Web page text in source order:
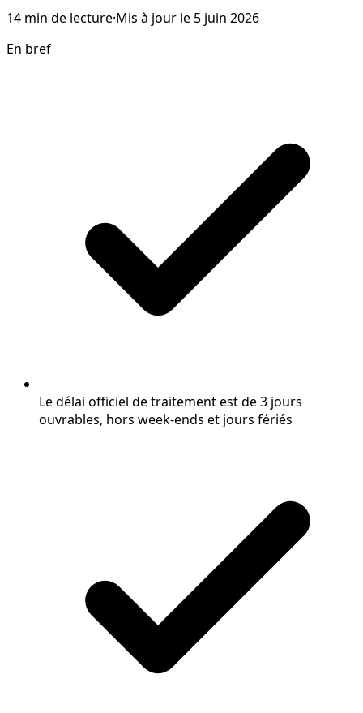
14 min de lecture·Mis à jour le 5 juin 2026
En bref
Le délai officiel de traitement est de 3 jours
ouvrables, hors week-ends et jours fériés